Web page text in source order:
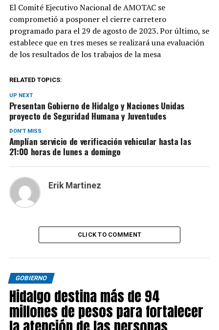
El Comité Ejecutivo Nacional de AMOTAC se
comprometió a posponer el cierre carretero
programado para el 29 de agosto de 2023. Por último, se
establece que en tres meses se realizará una evaluación
de los resultados de los trabajos de la mesa
RELATED TOPICS:
UP NEXT
Presentan Gobierno de Hidalgo y Naciones Unidas
proyecto de Seguridad Humana y Juventudes
DON'T MISS
Amplían servicio de verificación vehicular hasta las
21:00 horas de lunes a domingo
Erik Martinez
CLICK TO COMMENT
GOBIERNO
Hidalgo destina más de 94
millones de pesos para fortalecer